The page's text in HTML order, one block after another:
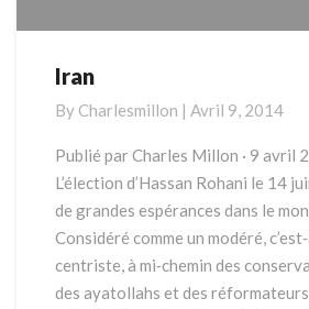
Iran
Iran
By Charlesmillon | Avril 9, 2014
Publié par Charles Millon · 9 avril
L’élection d’Hassan Rohani le 14
de grandes espérances dans le
Considéré comme un modéré,
centriste, à mi‐chemin des
des ayatollahs et des réformateurs